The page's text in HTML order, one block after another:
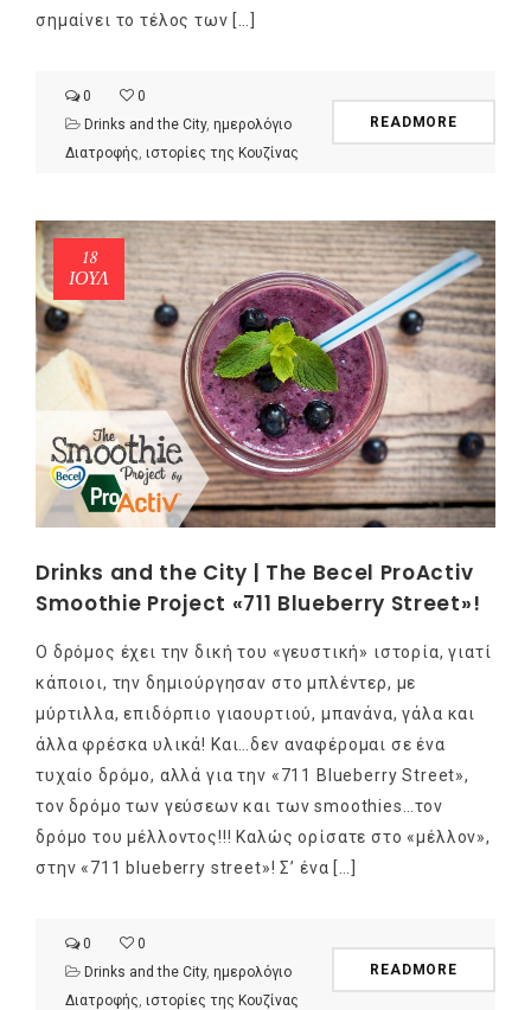
σημαίνει το τέλος των […]
0
0
Drinks and the City, ημερολόγιο
Διατροφής, ιστορίες της Κουζίνας
READMORE
18
ΙΟΎΛ
Drinks and the City | The Becel ProActiv
Smoothie Project «711 Blueberry Street»!
Ο δρόμος έχει την δική του «γευστική» ιστορία, γιατί
κάποιοι, την δημιούργησαν στο μπλέντερ, με
μύρτιλλα, επιδόρπιο γιαουρτιού, μπανάνα, γάλα και
άλλα φρέσκα υλικά! Και…δεν αναφέρομαι σε ένα
τυχαίο δρόμο, αλλά για την «711 Blueberry Street»,
τον δρόμο των γεύσεων και των smoothies…τον
δρόμο του μέλλοντος!!! Καλώς ορίσατε στο «μέλλον»,
στην «711 blueberry street»! Σ’ ένα […]
0
0
Drinks and the City, ημερολόγιο
Διατροφής ιστορίες της Κουζίνας
READMORE